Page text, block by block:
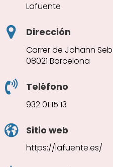
Lafuente
Dirección
Carrer de Johann
08021 Barcelona
Teléfono
932 01 15 13
Sitio web
https://lafuente.es/